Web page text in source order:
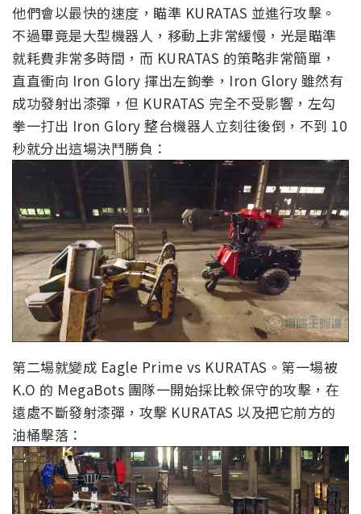
他們會以最快的速度，瞄準 KURATAS 並進行攻擊。
不過畢竟是大型機器人，移動上非常緩慢，光是瞄準
就耗費非常多時間，而 KURATAS 的策略非常簡單，
直直衝向 Iron Glory 揮出左鉤拳，Iron Glory 雖然有
成功發射出漆彈，但 KURATAS 完全不受影響，左勾
拳一打出 Iron Glory 整台機器人立刻往後倒，不到 10
秒就分出這場決鬥勝負：
第二場就變成 Eagle Prime vs KURATAS。第一場被
K.O 的 MegaBots 團隊一開始採比較保守的攻擊，在
遠處不斷發射漆彈，攻擊 KURATAS 以及把它前方的
油桶擊落：